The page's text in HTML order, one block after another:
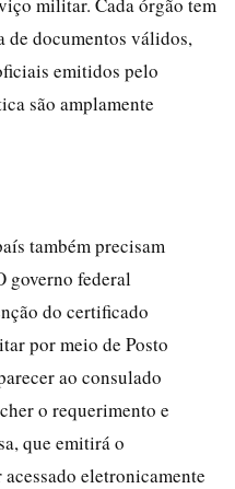
de documentos válidos,
emitidos pelo
são amplamente
também precisam
governo federal
do certificado
por meio de Posto
ao consulado
o requerimento e
que emitirá o
eletronicamente